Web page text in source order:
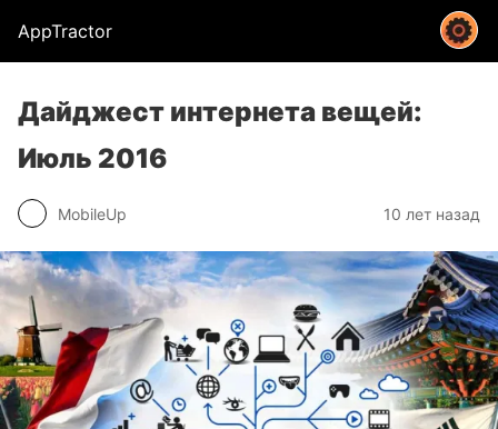
AppTractor
Дайджест интернета вещей:
Июль 2016
MobileUp 10 лет назад